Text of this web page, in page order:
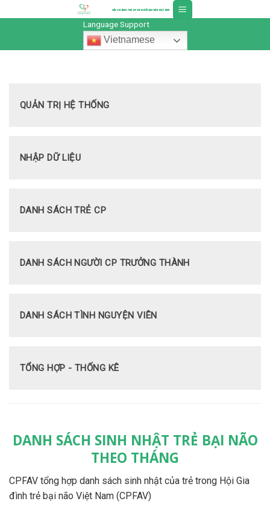
to
Language Support
Vietnamese
QUẢN TRỊ HỆ THỐNG
NHẬP DỮ LIỆU
DANH SÁCH TRẺ CP
DANH SÁCH NGƯỜI CP TRƯỞNG THÀNH
DANH SÁCH TÌNH NGUYỆN VIÊN
TỔNG HỢP - THỐNG KÊ
DANH SÁCH SINH NHẬT TRẺ BẠI NÃO
THEO THÁNG
CPFAV tổng hợp danh sách sinh nhật của trẻ trong Hội Gia
đình trẻ bại não Việt Nam (CPFAV)